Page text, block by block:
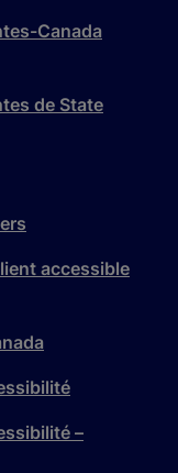
Canada
de State
accessible
–